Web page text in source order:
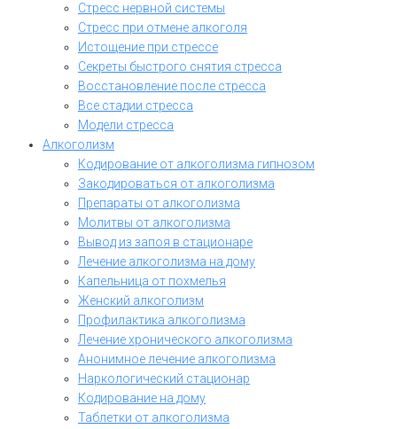
Стресс нервной системы
Стресс при отмене алкоголя
Истощение при стрессе
Секреты быстрого снятия стресса
Восстановление после стресса
Все стадии стресса
Модели стресса
Алкоголизм
Кодирование от алкоголизма гипнозом
Закодироваться от алкоголизма
Препараты от алкоголизма
Молитвы от алкоголизма
Вывод из запоя в стационаре
Лечение алкоголизма на дому
Капельница от похмелья
Женский алкоголизм
Профилактика алкоголизма
Лечение хронического алкоголизма
Анонимное лечение алкоголизма
Наркологический стационар
Кодирование на дому
Таблетки от алкоголизма